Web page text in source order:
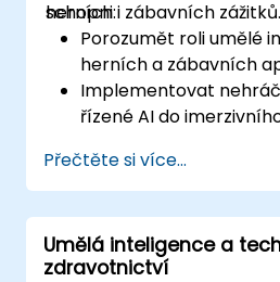
herních i zábavních zážitků.
schopni:
Porozumět roli umělé
herních a zábavních
Implementovat
řízené AI do
zážitky pomocí
inteligence.
Vyvíjet herní systémy
k real-time
Přečtěte si více...
Umělá inteligence a
zdravotnictví